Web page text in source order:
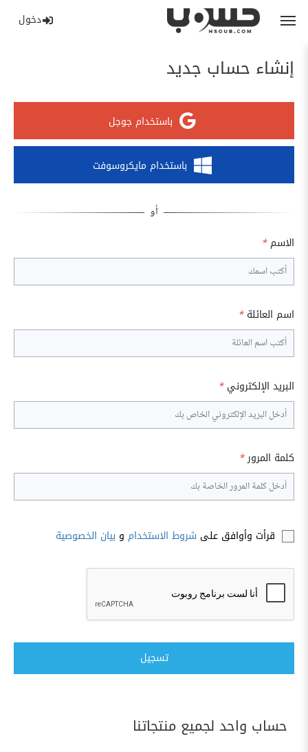
دخول
إنشاء حساب جديد
باستخدام جوجل
باستخدام مايكروسوفت
الاسم *
اسم العائلة *
البريد الإلكتروني *
كلمة المرور*
قرأت وأوافق على شروط الاستخدام و بيان الخصوصية
تسجيل
حساب واحد لجميع منتجاتنا